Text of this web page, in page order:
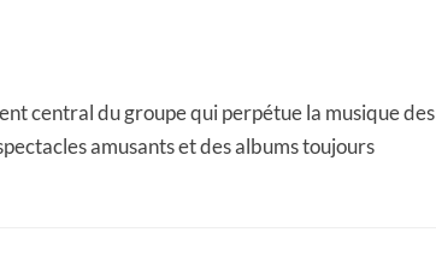
central du groupe qui perpétue la musique des
amusants et des albums toujours